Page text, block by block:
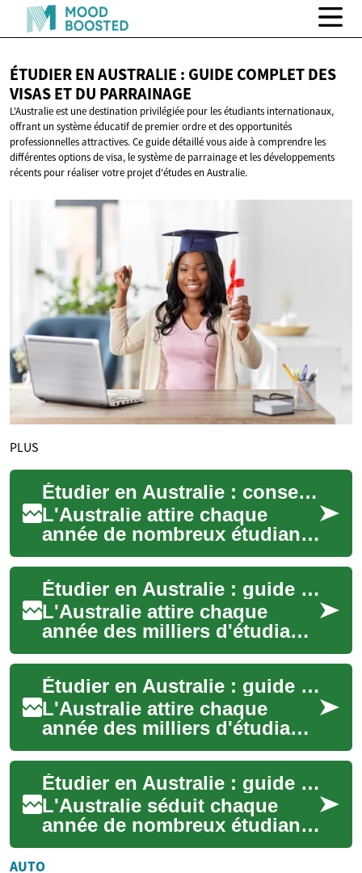
ÉTUDIER EN AUSTRALIE : GUIDE COMPLET DES
VISAS ETDU PARRAINAGE
L'Australie est une destination privilégiée pour les étudiants internationaux,
offrant un système éducatif de premier ordre et des opportunités
professionnelles attractives. Ce guide détaillé vous aide à comprendre les
différentes options de visa, le système de parrainage et les développements
récents pour réaliser votre projet d'études en Australie.
PLUS
Étudier en Australie : conseils essentiels pour étudiants
L'Australie attire chaque
année de nombreux étudiants
grâce à la qualité de ses
universités, ses campus
modernes et u...
Étudier en Australie : guide pratique pour étudiants internationaux
L'Australie attire chaque
année des milliers d'étudiants
internationaux grâce à la
qualité de son enseignement,
la di...
Étudier en Australie : guide pratique pour futurs étudiants
L'Australie attire chaque
année des milliers d'étudiants
étrangers grâce à la qualité
de son enseignement, son
enviro...
Étudier en Australie : guide pratique et conseils clés
L'Australie séduit chaque
année de nombreux étudiants
internationaux grâce à la
qualité de ses formations,
AUTO